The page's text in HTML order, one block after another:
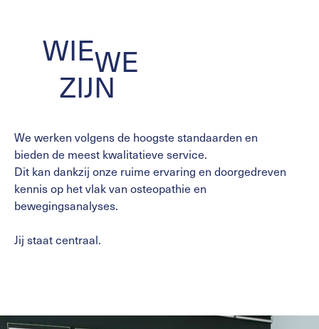
WIEWE
ZIJN
We werken volgens de hoogste standaarden en
bieden de meest kwalitatieve service.
Dit kan dankzij onze ruime ervaring en doorgedreven
kennis op het vlak van osteopathie en
bewegingsanalyses.
Jij staat centraal.